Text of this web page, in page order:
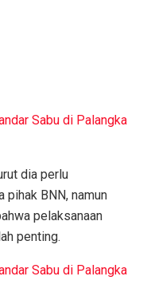
Sabu di Palangka
dia perlu
pihak BNN, namun
pelaksanaan
penting.
Sabu di Palangka